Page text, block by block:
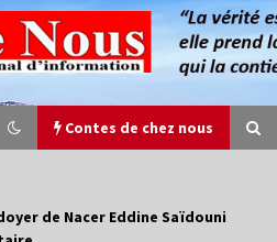
Contes de chez nous
de Nacer Eddine Saïdouni